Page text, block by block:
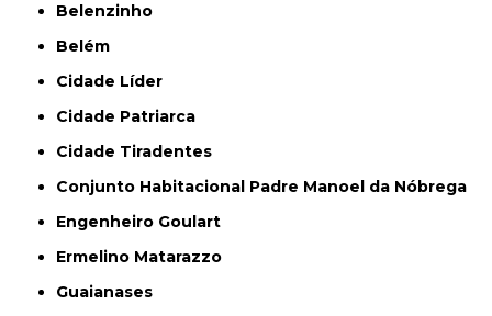
Belenzinho
Belém
Cidade Líder
Cidade Patriarca
Cidade Tiradentes
Conjunto Habitacional Padre Manoel da Nóbrega
Engenheiro Goulart
Ermelino Matarazzo
Guaianases